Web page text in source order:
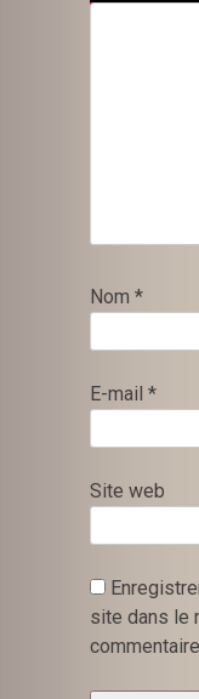
Nom *
E-mail *
Site web
site dans le